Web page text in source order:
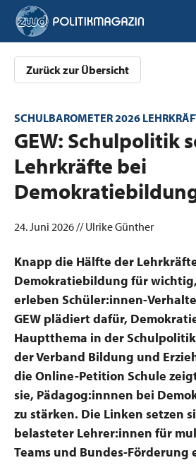
Zurück zur Übersicht
SCHULBAROMETER 2026
:GEW: Schulpolitik
Lehrkräfte bei
24. Juni 2026 // Ulrike Günther
Knapp die Hälfte der
Demokratiebildung für
erleben Schüler:innen-
GEW plädiert dafür,
Hauptthema in der Schulpolitik
der Verband Bildung und
die Online-Petition Schule
sie, Pädagog:innnen bei
zu stärken. Die Linken setzen
belasteter Lehrer:innen für
Teams und Bundes-Förderung